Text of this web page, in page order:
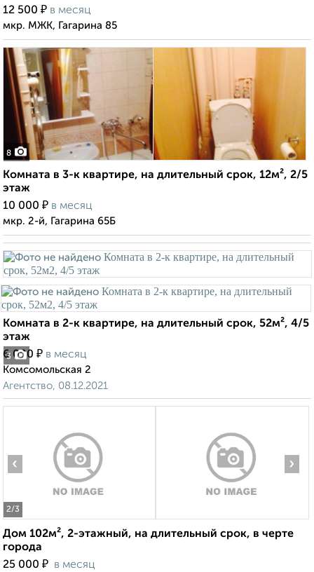
12 500 ₽ в месяц
мкр. МЖК, Гагарина 85
8
Комната в 3-к квартире, на длительный срок, 12м², 2/5
этаж
10 000 ₽ в месяц
мкр. 2-й, Гагарина 65Б
3
Комната в 2-к квартире, на длительный срок, 52м², 4/5
этаж
6 000 ₽ в месяц
Комсомольская 2
Агентство, 08.12.2021
2/3
‹ ›
Дом 102м², 2-этажный, на длительный срок, в черте
города
25 000 ₽ в месяц